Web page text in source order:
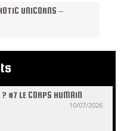
UNICORNS –
#7 LE CORPS HUMAIN
10/07/2026